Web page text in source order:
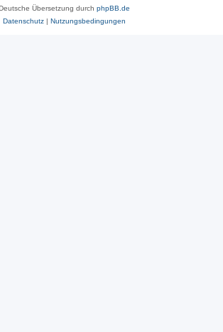
Übersetzung durch phpBB.de
Datenschutz| Nutzungsbedingungen